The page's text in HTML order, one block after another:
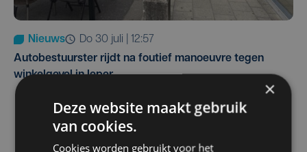
Nieuws
do 30 juli | 12:57
Autobestuurster rijdt na foutief manoeuvre tegen
winkelgevel in Ieper
×
Deze website maakt gebruik
van cookies.
Cookies worden gebruikt voor het